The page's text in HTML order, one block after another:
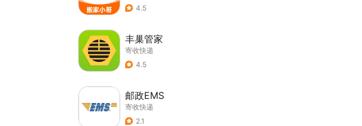
4.5
丰巢管家
寄收快递
4.5
邮政EMS
寄收快递
2.1